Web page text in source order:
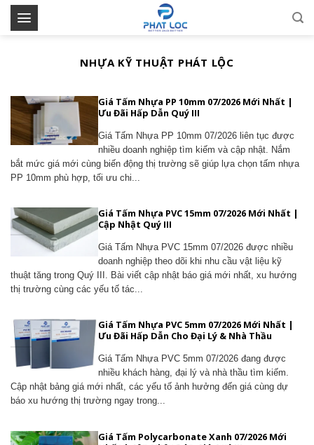
Skip
NHỰA KỸ THUẬT PHÁT LỘC
Giá Tấm Nhựa PP 10mm 07/2026 Mới Nhất |
Ưu Đãi Hấp Dẫn Quý III
Giá Tấm Nhựa PP 10mm 07/2026 liên tục được
nhiều doanh nghiệp tìm kiếm và cập nhật. Nắm
bắt mức giá mới cùng biến động thị trường sẽ giúp lựa chọn tấm nhựa
PP 10mm phù hợp, tối ưu chi...
Giá Tấm Nhựa PVC 15mm 07/2026 Mới Nhất |
Cập Nhật Quý III
Giá Tấm Nhựa PVC 15mm 07/2026 được nhiều
doanh nghiệp theo dõi khi nhu cầu vật liệu kỹ
thuật tăng trong Quý III. Bài viết cập nhật báo giá mới nhất, xu hướng
thị trường cùng các yếu tố tác...
Giá Tấm Nhựa PVC 5mm 07/2026 Mới Nhất |
Ưu Đãi Hấp Dẫn Cho Đại Lý & Nhà Thầu
Giá Tấm Nhựa PVC 5mm 07/2026 đang được
nhiều khách hàng, đại lý và nhà thầu tìm kiếm.
Cập nhật bảng giá mới nhất, các yếu tố ảnh hưởng đến giá cùng dự
báo xu hướng thị trường ngay trong...
Giá Tấm Polycarbonate Xanh 07/2026 Mới